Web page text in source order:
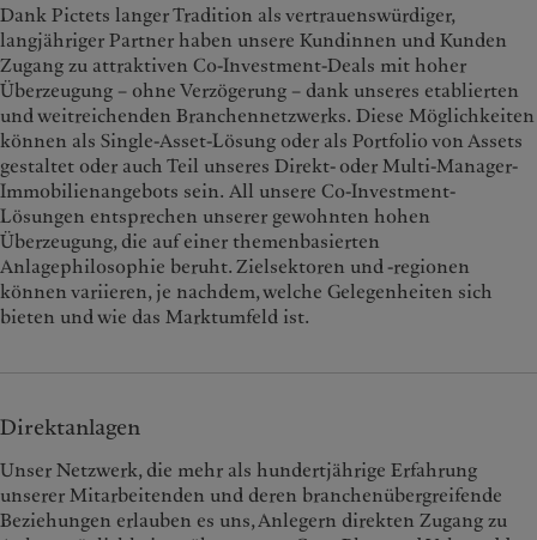
Dank Pictets langer Tradition als vertrauenswürdiger,
langjähriger Partner haben unsere Kundinnen und Kunden
Zugang zu attraktiven Co-Investment-Deals mit hoher
Überzeugung – ohne Verzögerung – dank unseres etablierten
und weitreichenden Branchennetzwerks. Diese Möglichkeiten
können als Single-Asset-Lösung oder als Portfolio von Assets
gestaltet oder auch Teil unseres Direkt- oder Multi-Manager-
Immobilienangebots sein. All unsere Co-Investment-
Lösungen entsprechen unserer gewohnten hohen
Überzeugung, die auf einer themenbasierten
Anlagephilosophie beruht. Zielsektoren und -regionen
können variieren, je nachdem, welche Gelegenheiten sich
bieten und wie das Marktumfeld ist.
Direktanlagen
Unser Netzwerk, die mehr als hundertjährige Erfahrung
unserer Mitarbeitenden und deren branchenübergreifende
Beziehungen erlauben es uns, Anlegern direkten Zugang zu